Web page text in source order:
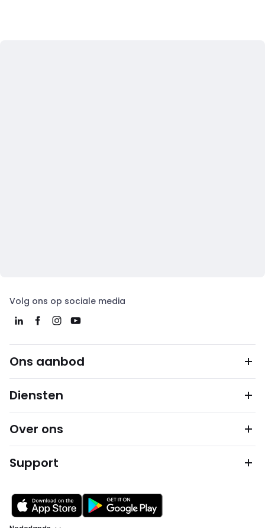
Volg ons op sociale media
Ons aanbod
Diensten
Over ons
Support